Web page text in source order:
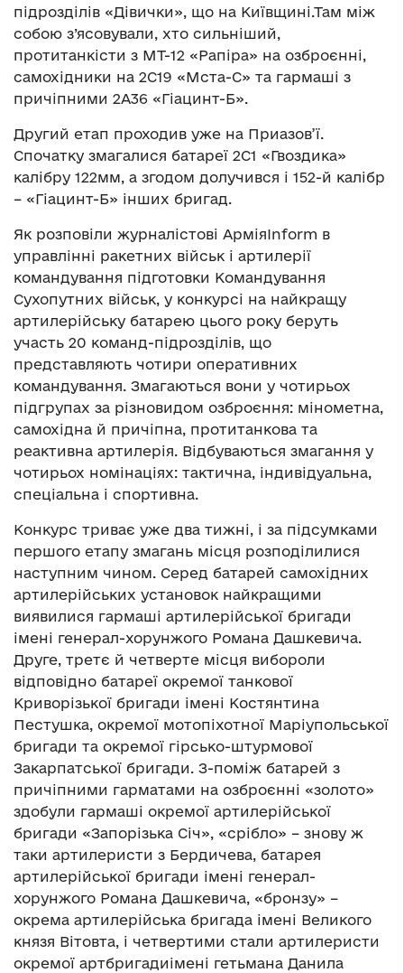
підрозділів «Дівички», що на Київщині.Там між
собою з’ясовували, хто сильніший,
протитанкісти з МТ-12 «Рапіра» на озброєнні,
самохідники на 2С19 «Мста-С» та гармаші з
причіпними 2А36 «Гіацинт-Б».
Другий етап проходив уже на Приазов’ї.
Спочатку змагалися батареї 2С1 «Гвоздика»
калібру 122мм, а згодом долучився і 152-й калібр
– «Гіацинт-Б» інших бригад.
Як розповіли журналістові АрміяІnform в
управлінні ракетних військ і артилерії
командування підготовки Командування
Сухопутних військ, у конкурсі на найкращу
артилерійську батарею цього року беруть
участь 20 команд-підрозділів, що
представляють чотири оперативних
командування. Змагаються вони у чотирьох
підгрупах за різновидом озброєння: мінометна,
самохідна й причіпна, протитанкова та
реактивна артилерія. Відбуваються змагання у
чотирьох номінаціях: тактична, індивідуальна,
спеціальна і спортивна.
Конкурс триває уже два тижні, і за підсумками
першого етапу змагань місця розподілилися
наступним чином. Серед батарей самохідних
артилерійських установок найкращими
виявилися гармаші артилерійської бригади
імені генерал-хорунжого Романа Дашкевича.
Друге, третє й четверте місця вибороли
відповідно батареї окремої танкової
Криворізької бригади імені Костянтина
Пестушка, окремої мотопіхотної Маріупольської
бригади та окремої гірсько-штурмової
Закарпатської бригади. З-поміж батарей з
причіпними гарматами на озброєнні «золото»
здобули гармаші окремої артилерійської
бригади «Запорізька Січ», «срібло» – знову ж
таки артилеристи з Бердичева, батарея
артилерійської бригади імені генерал-
хорунжого Романа Дашкевича, «бронзу» –
окрема артилерійська бригада імені Великого
князя Вітовта, і четвертими стали артилеристи
окремої артбригадиімені гетьмана Данила